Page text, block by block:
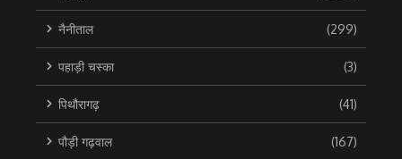
नैनीताल (299)
पहाड़ी चस्का (3)
पिथौरागढ़ (41)
पौड़ी गढ़वाल (167)